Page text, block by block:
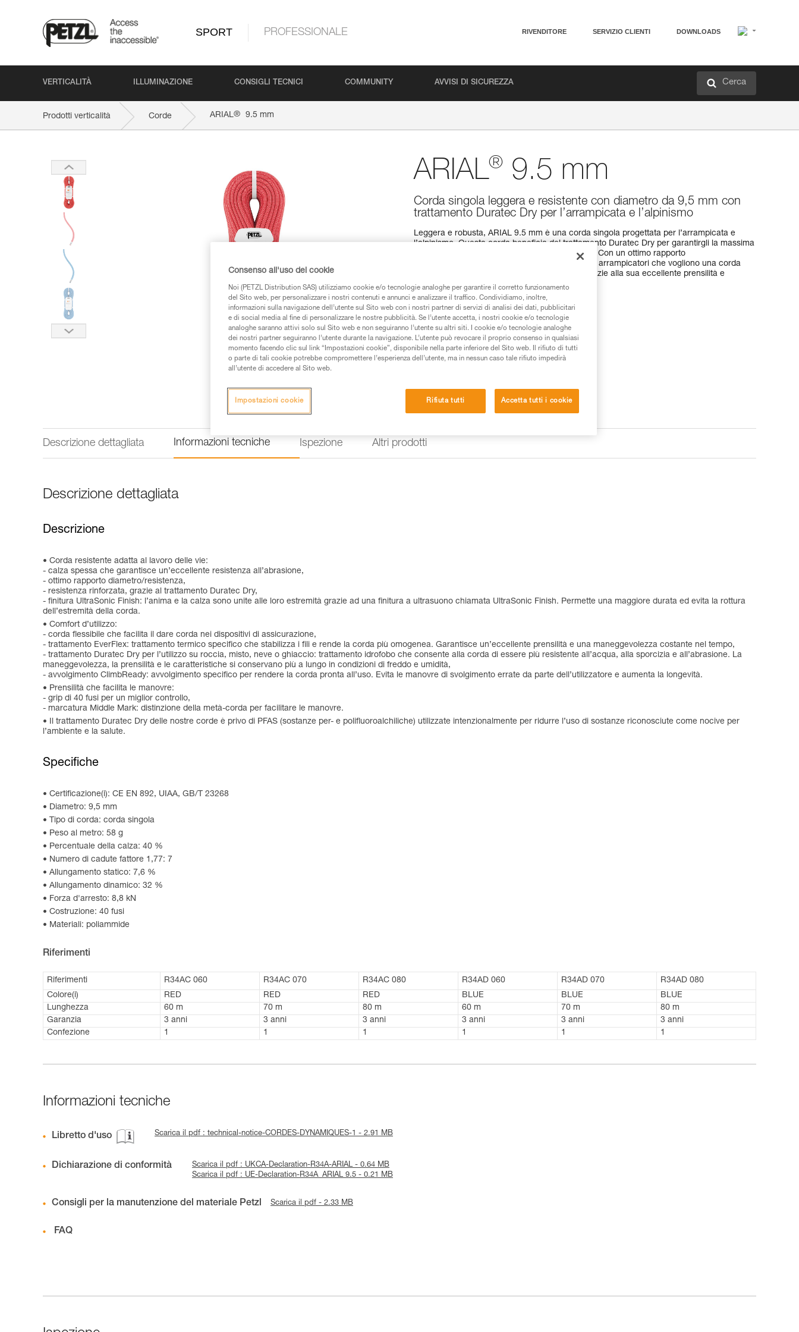
SPORT PROFESSIONALE RIVENDITORE SERVIZIO CLIENTI DOWNLOADS
VERTICALITÀ ILLUMINAZIONE CONSIGLI TECNICI COMMUNITY AVVISI DI SICUREZZA Cerca
Prodotti verticalità Corde ARIAL® 9.5 mm
ARIAL® 9.5 mm
Corda singola leggera e resistente con diametro da 9,5 mm con
trattamento Duratec Dry per l’arrampicata e l’alpinismo
Leggera e robusta, ARIAL 9.5 mm è una corda singola progettata per l’arrampicata e
l’alpinismo. Questa corda beneficia del trattamento Duratec Dry per garantirgli la massima
longevità e performance in qualsiasi condizione. Con un ottimo rapporto
diametro/resistenza, si adatta perfettamente agli arrampicatori che vogliono una corda
resistente per lavorare e concatenare le vie. Grazie alla sua eccellente prensilità e
maneggevolezza, le manovre sono facilitate.
Trova un rivenditore
Descrizione dettagliata Informazioni tecniche Ispezione Altri prodotti
Descrizione dettagliata
Descrizione
Corda resistente adatta al lavoro delle vie:
- calza spessa che garantisce un’eccellente resistenza all’abrasione,
- ottimo rapporto diametro/resistenza,
- resistenza rinforzata, grazie al trattamento Duratec Dry,
- finitura UltraSonic Finish: l’anima e la calza sono unite alle loro estremità grazie ad una finitura a ultrasuono chiamata UltraSonic Finish. Permette una maggiore durata ed evita la rottura
dell’estremità della corda.
Comfort d’utilizzo:
- corda flessibile che facilita il dare corda nei dispositivi di assicurazione,
- trattamento EverFlex: trattamento termico specifico che stabilizza i fili e rende la corda più omogenea. Garantisce un’eccellente prensilità e una maneggevolezza costante nel tempo,
- trattamento Duratec Dry per l’utilizzo su roccia, misto, neve o ghiaccio: trattamento idrofobo che consente alla corda di essere più resistente all’acqua, alla sporcizia e all’abrasione. La
maneggevolezza, la prensilità e le caratteristiche si conservano più a lungo in condizioni di freddo e umidità,
- avvolgimento ClimbReady: avvolgimento specifico per rendere la corda pronta all’uso. Evita le manovre di svolgimento errate da parte dell’utilizzatore e aumenta la longevità.
Prensilità che facilita le manovre:
- grip di 40 fusi per un miglior controllo,
- marcatura Middle Mark: distinzione della metà-corda per facilitare le manovre.
Il trattamento Duratec Dry delle nostre corde è privo di PFAS (sostanze per- e polifluoroalchiliche) utilizzate intenzionalmente per ridurre l’uso di sostanze riconosciute come nocive per
l’ambiente e la salute.
Specifiche
Certificazione(i): CE EN 892, UIAA, GB/T 23268
Diametro: 9,5 mm
Tipo di corda: corda singola
Peso al metro: 58 g
Percentuale della calza: 40 %
Numero di cadute fattore 1,77: 7
Allungamento statico: 7,6 %
Allungamento dinamico: 32 %
Forza d'arresto: 8,8 kN
Costruzione: 40 fusi
Materiali: poliammide
Riferimenti
Riferimenti R34AC 060 R34AC 070 R34AC 080 R34AD 060 R34AD 070
R34AD 080
Colore(i)
RED RED RED BLUE BLUE
BLUE
Lunghezza
60 m 70 m 80 m 60 m 70 m
80 m
Garanzia
3 anni 3 anni 3 anni 3 anni 3 anni
3 anni
Confezione
1 1 1 1 1 1
Informazioni tecniche
Libretto d'uso Scarica il pdf : technical-notice-CORDES-DYNAMIQUES-1 - 2.91 MB
Dichiarazione di conformità
Scarica il pdf : UKCA-Declaration-R34A-ARIAL - 0.64 MB
Scarica il pdf : UE-Declaration-R34A_ARIAL 9.5 - 0.21 MB
Consigli per la manutenzione del materiale Petzl Scarica il pdf - 2.33 MB
FAQ
Consenso all'uso dei cookie
Noi (PETZL Distribution SAS) utilizziamo cookie e/o tecnologie analoghe per garantire il corretto funzionamento
del Sito web, per personalizzare i nostri contenuti e annunci e analizzare il traffico. Condividiamo, inoltre,
informazioni sulla navigazione dell’utente sul Sito web con i nostri partner di servizi di analisi dei dati, pubblicitari
e di social media al fine di personalizzare le nostre pubblicità. Se l’utente accetta, i nostri cookie e/o tecnologie
analoghe saranno attivi solo sul Sito web e non seguiranno l’utente su altri siti. I cookie e/o tecnologie analoghe
dei nostri partner seguiranno l’utente durante la navigazione. L’utente può revocare il proprio consenso in qualsiasi
momento facendo clic sul link “Impostazioni cookie”, disponibile nella parte inferiore del Sito web. Il rifiuto di tutti
o parte di tali cookie potrebbe compromettere l’esperienza dell’utente, ma in nessun caso tale rifiuto impedirà
all’utente di accedere al Sito web.
Rifiuta tutti Accetta tutti i cookie
Impostazioni cookie